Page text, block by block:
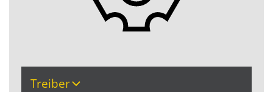
Treiber